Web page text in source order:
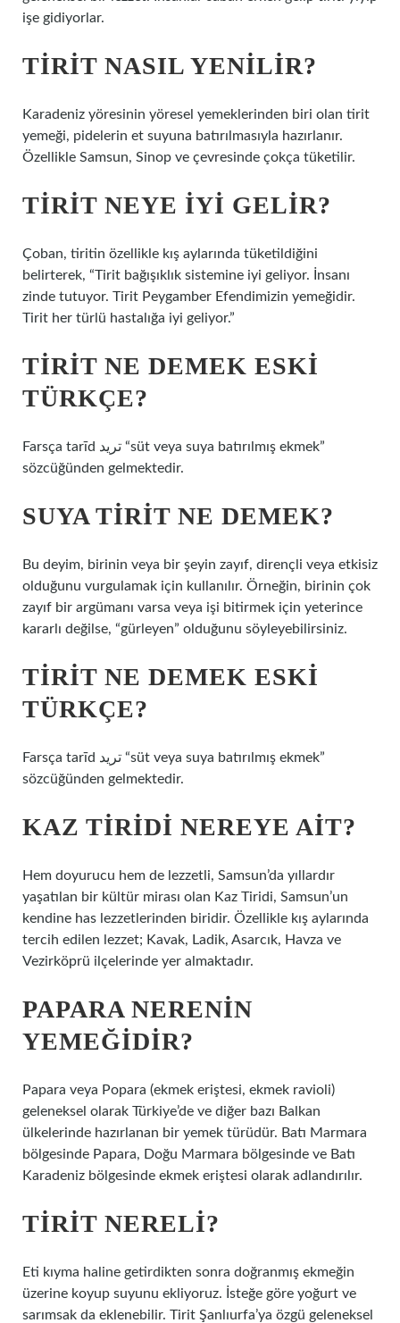
işe gidiyorlar.
TIRIT NASIL YENILIR?
Karadeniz yöresinin yöresel yemeklerinden biri olan tirit
yemeği, pidelerin et suyuna batırılmasıyla hazırlanır.
Özellikle Samsun, Sinop ve çevresinde çokça tüketilir.
TIRIT NEYE IYI GELIR?
Çoban, tiritin özellikle kış aylarında tüketildiğini
belirterek, “Tirit bağışıklık sistemine iyi geliyor. İnsanı
zinde tutuyor. Tirit Peygamber Efendimizin yemeğidir.
Tirit her türlü hastalığa iyi geliyor.”
TIRIT NE DEMEK ESKI
TÜRKÇE?
Farsça tarīd ترید “süt veya suya batırılmış ekmek”
sözcüğünden gelmektedir.
SUYA TIRIT NE DEMEK?
Bu deyim, birinin veya bir şeyin zayıf, dirençli veya etkisiz
olduğunu vurgulamak için kullanılır. Örneğin, birinin çok
zayıf bir argümanı varsa veya işi bitirmek için yeterince
kararlı değilse, “gürleyen” olduğunu söyleyebilirsiniz.
TIRIT NE DEMEK ESKI
TÜRKÇE?
Farsça tarīd ترید “süt veya suya batırılmış ekmek”
sözcüğünden gelmektedir.
KAZ TIRIDI NEREYE AIT?
Hem doyurucu hem de lezzetli, Samsun’da yıllardır
yaşatılan bir kültür mirası olan Kaz Tiridi, Samsun’un
kendine has lezzetlerinden biridir. Özellikle kış aylarında
tercih edilen lezzet; Kavak, Ladik, Asarcık, Havza ve
Vezirköprü ilçelerinde yer almaktadır.
PAPARA NERENIN
YEMEĞIDIR?
Papara veya Popara (ekmek eriştesi, ekmek ravioli)
geleneksel olarak Türkiye’de ve diğer bazı Balkan
ülkelerinde hazırlanan bir yemek türüdür. Batı Marmara
bölgesinde Papara, Doğu Marmara bölgesinde ve Batı
Karadeniz bölgesinde ekmek eriştesi olarak adlandırılır.
TIRIT NERELI?
Eti kıyma haline getirdikten sonra doğranmış ekmeğin
üzerine koyup suyunu ekliyoruz. İsteğe göre yoğurt ve
sarımsak da eklenebilir. Tirit Şanlıurfa’ya özgü geleneksel